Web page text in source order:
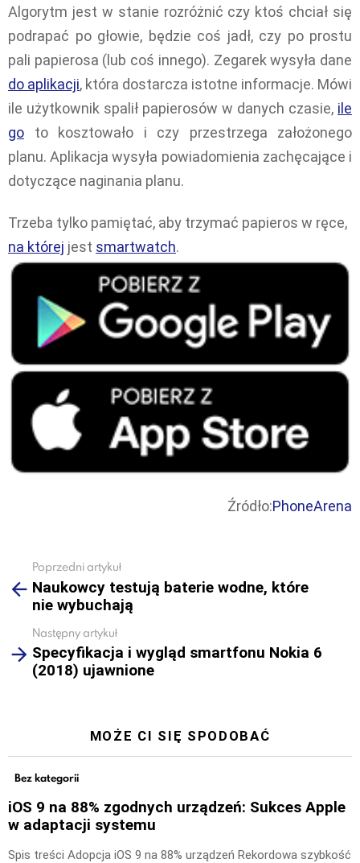
Algorytm jest w stanie rozróżnić czy ktoś chciał się
podrapać po głowie, będzie coś jadł, czy po prostu
pali papierosa (lub coś innego). Zegarek wysyła dane
do aplikacji, która dostarcza istotne informacje. Mówi
ile użytkownik spalił papierosów w danych czasie, ile
go to kosztowało i czy przestrzega założonego
planu. Aplikacja wysyła powiadomienia zachęcające i
dotyczące naginania planu.
Trzeba tylko pamiętać, aby trzymać papieros w ręce,
na której jest smartwatch.
Źródło:PhoneArena
more
Poprzedni artykuł
Naukowcy testują baterie wodne, które
nie wybuchają
Następny artykuł
Specyfikacja i wygląd smartfonu Nokia 6
(2018) ujawnione
MOŻE CI SIĘ SPODOBAĆ
Bez kategorii
iOS 9 na 88% zgodnych urządzeń: Sukces Apple
w adaptacji systemu
Spis treści Adopcja iOS 9 na 88% urządzeń Rekordowa szybkość